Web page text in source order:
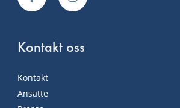
Kontakt oss
Kontakt
Ansatte